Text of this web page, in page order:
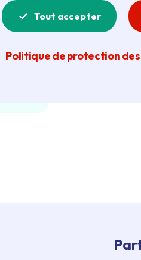
Tout accepter
Politique de protection
Genre :
Durée : 1h10
Résidence